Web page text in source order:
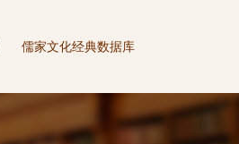
儒家文化经典数据库